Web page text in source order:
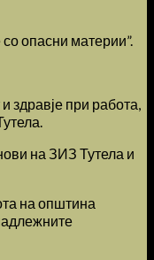
опасни материи”.
здравје при работа,
на ЗИЗ Тутела и
на општина